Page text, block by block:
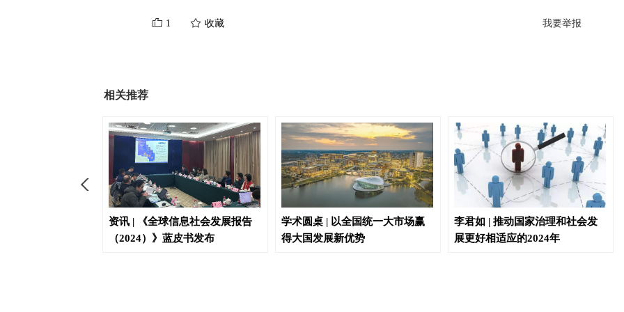
1 收藏 我要举报
相关推荐
资讯 | 《全球信息社会发展报告
（2024）》蓝皮书发布
学术圆桌 | 以全国统一大市场赢
得大国发展新优势
李君如 | 推动国家治理和社会发
展更好相适应的2024年